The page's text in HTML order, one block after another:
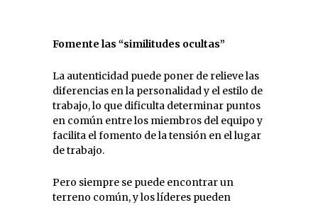
Fomente las “similitudes ocultas”
La autenticidad puede poner de relieve las
diferencias en la personalidad y el estilo de
trabajo, lo que dificulta determinar puntos
en común entre los miembros del equipo y
facilita el fomento de la tensión en el lugar
de trabajo.
Pero siempre se puede encontrar un
terreno común, y los líderes pueden